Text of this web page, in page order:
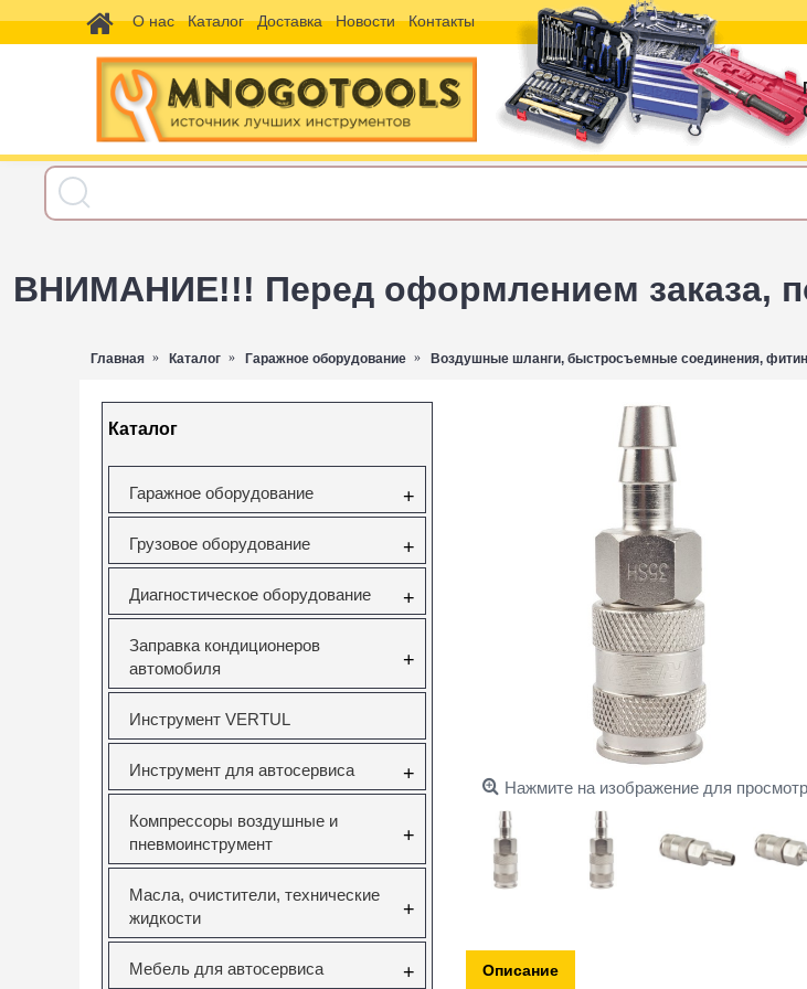
О нас Каталог Доставка Новости Контакты
ВНИМАНИЕ!!! Перед оформлением заказа,
Главная Каталог Гаражное оборудование Воздушные шланги, быстросъемные соединения,
Каталог
Гаражное оборудование +
Грузовое оборудование +
Диагностическое оборудование +
Заправка кондиционеров
автомобиля
+
Инструмент VERTUL
Инструмент для автосервиса +
Компрессоры воздушные и
пневмоинструмент
+
Масла, очистители, технические
жидкости
+
Мебель для автосервиса +
Нажмите на изображение для
Описание